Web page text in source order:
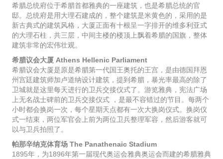
希腊总统府位于希腊首都雅典的一座建筑，也是希腊总统的官
邸。总统府是用大理石建成的，整个建筑是米黄色的，采用的是
新古典式的建筑风格，大厦正面有十根呈一字排开的维多利亚式
的大理石柱，共三层，中间主楼的楼顶上飘着希腊的国旗，整体
建筑非常的宏伟壮观。
希腊议会大厦 Athens Hellenic Parliament
希腊议会大厦是原是希腊第一代国王奥托的王宫，是由德国拜恩
州宫廷建筑师加卢道纳设计建筑，提到希腊，暴光率最高的除了
卫城就是这里每天进行的卫兵交接仪式了。游览雅典，宪法广场
上无名战士碑前的卫兵交接仪式 ，是最不容错过的节目。每两个
小时都会换岗一次，每个星期天点都有一次大换岗仪式。换岗仪
式一结束，两位军官会上前为两位卫兵整理军容，然后游客就可
以与卫兵拍照了。
帕那辛纳克体育场 The Panathenaic Stadium
1895年，为1896年第一届现代奥运会雅典奥运会而建的希腊雅典